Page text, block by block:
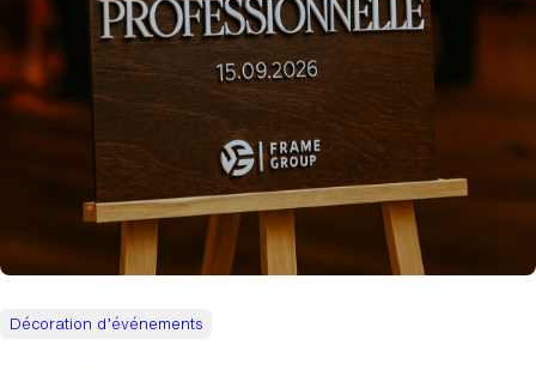
Décoration d’événements